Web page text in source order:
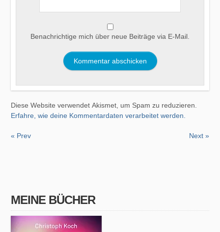
Benachrichtige mich über neue Beiträge via E-Mail.
Diese Website verwendet Akismet, um Spam zu reduzieren.
Erfahre, wie deine Kommentardaten verarbeitet werden.
« Prev Next »
MEINE BÜCHER